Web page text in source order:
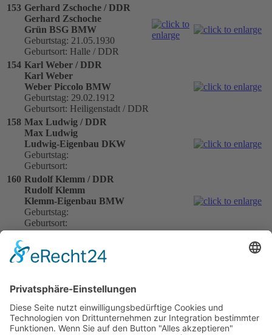
153 Gerhard Zschoche / DDR
Gerhard Zschoche
Grün BSG BMW
Geburtstag: 21.05.1930
Geburtsort: Halle / DDR
154 Karl Weber / DDR
Karl Weber
Weber Piccolo BMW
Geburtstag: 29.02.1912
Geburtsort: Heiligenstadt / DDR
158 Max Ludwig / DDR
Max Ludwig
Ludwig-Eigenbau DKW
Geburtstag:
Geburtsort:
160 Rudolf Klemm / DDR
Rudolf Klemm
Klemm-Eigenbau BMW
Geburtstag:
Geburtsort:
Werner Lenke
Grün BSG BMW
163 Karl-Georg Reinhardt / DDR
Karl-Georg Reinhardt
Zimmermann BMW
Geburtstag: